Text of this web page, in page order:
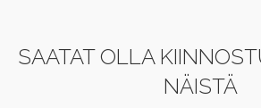
SAATAT OLLA
NÄISTÄ